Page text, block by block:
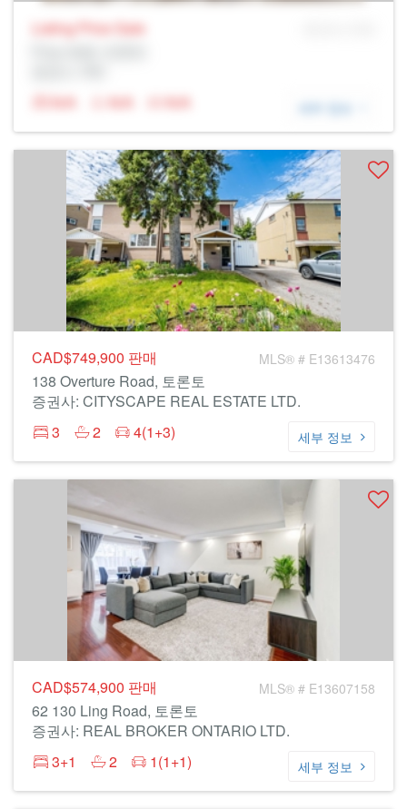
Listing Price Sale
N/A
N/A N/A
CAD$749,900 판매 MLS® # E13613476
138 Overture Road, 토론토
증권사: CITYSCAPE REAL ESTATE LTD.
3
2 4(1+3) 세부 정보
CAD$574,900 판매 MLS® # E13607158
62 130 Ling Road, 토론토
증권사: REAL BROKER ONTARIO LTD.
3+1
2 1(1+1) 세부 정보